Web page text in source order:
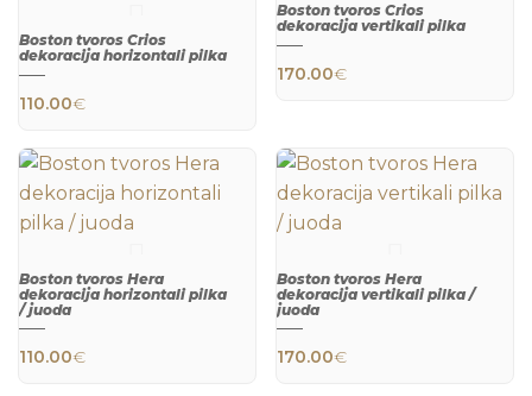
Boston tvoros Crios
dekoracija horizontali pilka
110.00€
Boston tvoros Crios
dekoracija vertikali pilka
170.00€
This product has multiple variants. The
Boston tvoros Hera
dekoracija horizontali pilka
/ juoda
110.00€
Boston tvoros Hera
dekoracija vertikali pilka /
juoda
170.00€